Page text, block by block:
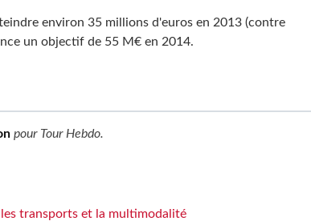
environ 35 millions d'euros en 2013 (contre
un objectif de 55 M€ en 2014.
pour Tour Hebdo.
transports et la multimodalité